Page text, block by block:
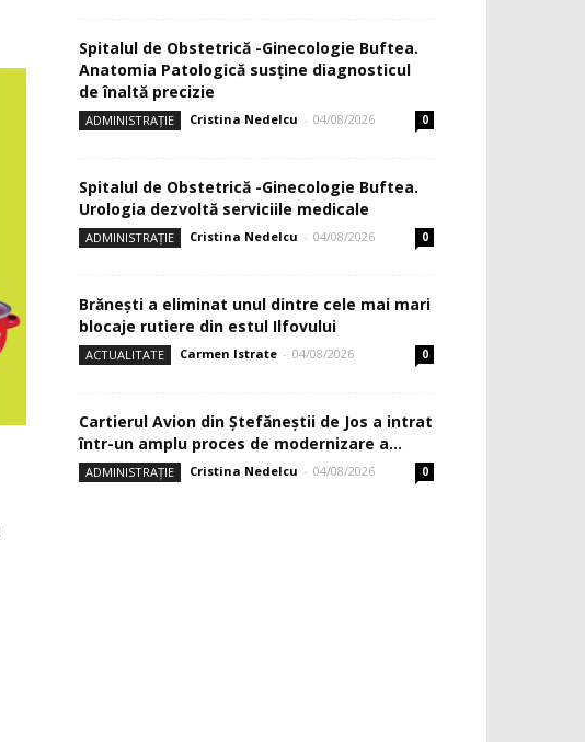
Spitalul de Obstetrică -Ginecologie Buftea.
Anatomia Patologică susţine diagnosticul
de înaltă precizie
ADMINISTRAȚIE Cristina Nedelcu - 04/08/2026 0
Spitalul de Obstetrică -Ginecologie Buftea.
Urologia dezvoltă serviciile medicale
ADMINISTRAȚIE Cristina Nedelcu - 04/08/2026 0
Brănești a eliminat unul dintre cele mai mari
blocaje rutiere din estul Ilfovului
ACTUALITATE Carmen Istrate - 04/08/2026 0
Cartierul Avion din Ştefăneştii de Jos a intrat
într-un amplu proces de modernizare a...
ADMINISTRAȚIE Cristina Nedelcu - 04/08/2026 0